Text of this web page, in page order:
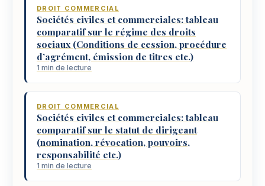
DROIT COMMERCIAL
Sociétés civiles et commerciales: tableau
comparatif sur le régime des droits
sociaux (Conditions de cession, procédure
d’agrément, émission de titres etc.)
1 min de lecture
DROIT COMMERCIAL
Sociétés civiles et commerciales: tableau
comparatif sur le statut de dirigeant
(nomination, révocation, pouvoirs,
responsabilité etc.)
1 min de lecture